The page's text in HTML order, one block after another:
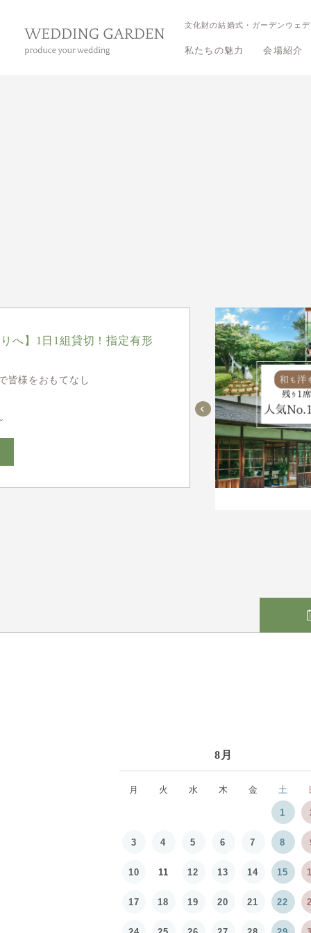
文化財の結婚式・ガーデンウェ
私たちの魅力 会場紹介
へ】1日1組貸切！指定有形
皆様をおもてなし
8月
月 火 水 木 金 土
1
3 4 5 6 7 8
10 11 12 13 14 15
17 18 19 20 21 22